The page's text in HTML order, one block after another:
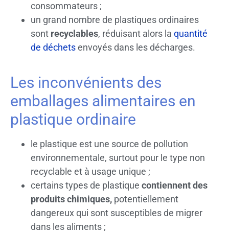
consommateurs ;
un grand nombre de plastiques ordinaires
sont recyclables, réduisant alors la quantité
de déchetsenvoyés dans les décharges.
Les inconvénients des
emballages alimentaires en
plastique ordinaire
le plastique est une source de pollution
environnementale, surtout pour le type non
recyclable et à usage unique ;
certains types de plastique contiennent des
produits chimiques, potentiellement
dangereux qui sont susceptibles de migrer
dans les aliments ;